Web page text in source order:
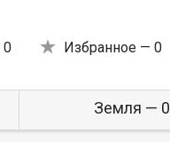
0 Избранное — 0
Земля — 0